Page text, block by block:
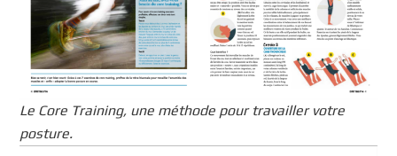
Le Core Training, une méthode pour travailler votre
posture.